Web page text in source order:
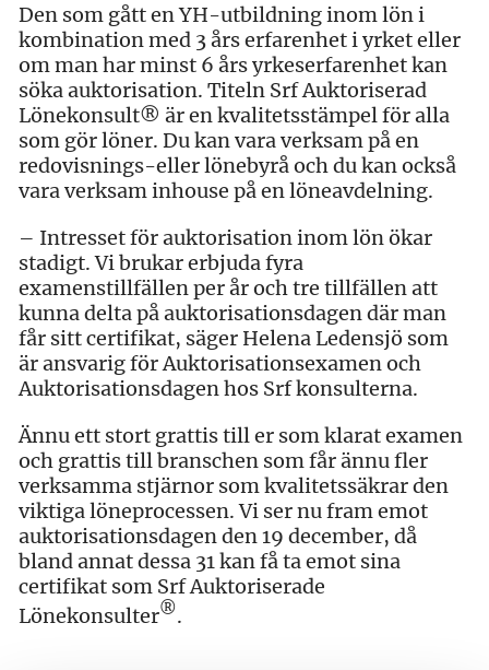
Den som gått en YH-utbildning inom lön i
kombination med 3 års erfarenhet i yrket eller
om man har minst 6 års yrkeserfarenhet kan
söka auktorisation. Titeln Srf Auktoriserad
Lönekonsult® är en kvalitetsstämpel för alla
som gör löner. Du kan vara verksam på en
redovisnings-eller lönebyrå och du kan också
vara verksam inhouse på en löneavdelning.
– Intresset för auktorisation inom lön ökar
stadigt. Vi brukar erbjuda fyra
examenstillfällen per år och tre tillfällen att
kunna delta på auktorisationsdagen där man
får sitt certifikat, säger Helena Ledensjö som
är ansvarig för Auktorisationsexamen och
Auktorisationsdagen hos Srf konsulterna.
Ännu ett stort grattis till er som klarat examen
och grattis till branschen som får ännu fler
verksamma stjärnor som kvalitetssäkrar den
viktiga löneprocessen. Vi ser nu fram emot
auktorisationsdagen den 19 december, då
bland annat dessa 31 kan få ta emot sina
certifikat som Srf Auktoriserade
Lönekonsulter®.